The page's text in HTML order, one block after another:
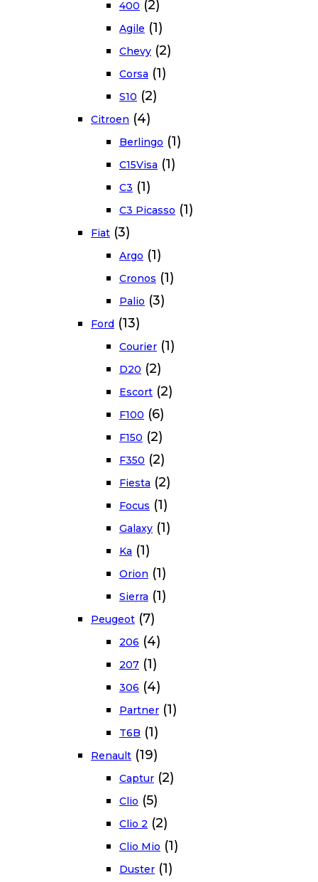
400 (2)
Agile (1)
Chevy (2)
Corsa (1)
S10 (2)
Citroen (4)
Berlingo (1)
C15Visa (1)
C3 (1)
C3 Picasso (1)
Fiat (3)
Argo (1)
Cronos (1)
Palio (3)
Ford (13)
Courier (1)
D20 (2)
Escort (2)
F100 (6)
F150 (2)
F350 (2)
Fiesta (2)
Focus (1)
Galaxy (1)
Ka (1)
Orion (1)
Sierra (1)
Peugeot (7)
206 (4)
207 (1)
306 (4)
Partner (1)
T6B (1)
Renault (19)
Captur (2)
Clio (5)
Clio 2 (2)
Clio Mio (1)
Duster (1)